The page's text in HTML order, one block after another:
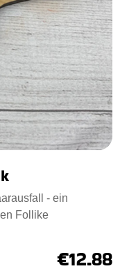
- ein
Follike
€12.88